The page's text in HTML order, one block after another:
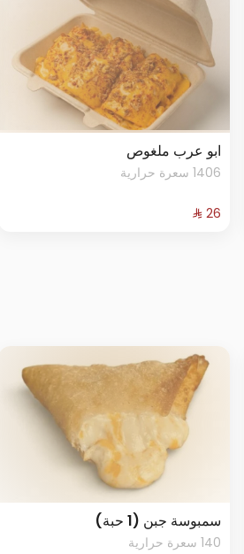
ابو عرب ملغوص
1406 سعرة حرارية
سمبوسة جبن (1 حبة)
140 سعرة حرارية